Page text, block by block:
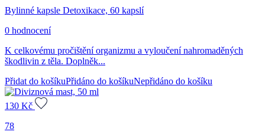
Bylinné kapsle Detoxikace, 60 kapslí
0 hodnocení
K celkovému pročištění organizmu a vyloučení nahromaděných
škodlivin z těla. Doplněk...
Přidat do košíkuPřidáno do košíkuNepřidáno do košíku
130 Kč
78